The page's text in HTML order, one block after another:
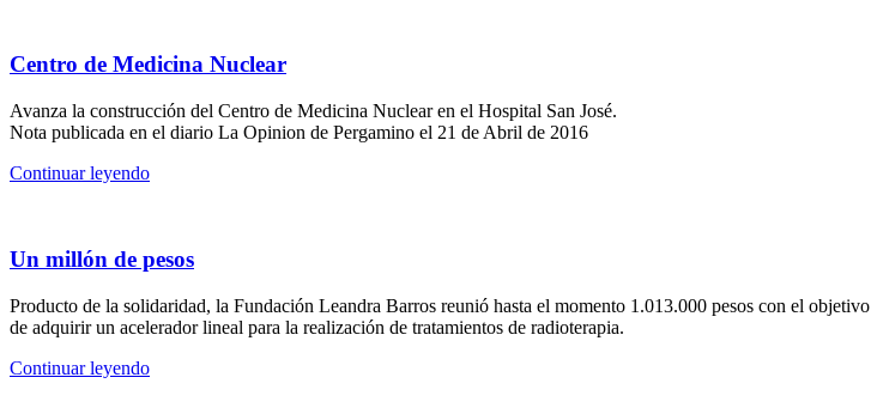
Centro de Medicina Nuclear
Avanza la construcción del Centro de Medicina Nuclear en el Hospital San José.
Nota publicada en el diario La Opinion de Pergamino el 21 de Abril de 2016
Continuar leyendo
Un millón de pesos
Producto de la solidaridad, la Fundación Leandra Barros reunió hasta el momento 1.013.000 pesos con el objetivo
de adquirir un acelerador lineal para la realización de tratamientos de radioterapia.
Continuar leyendo